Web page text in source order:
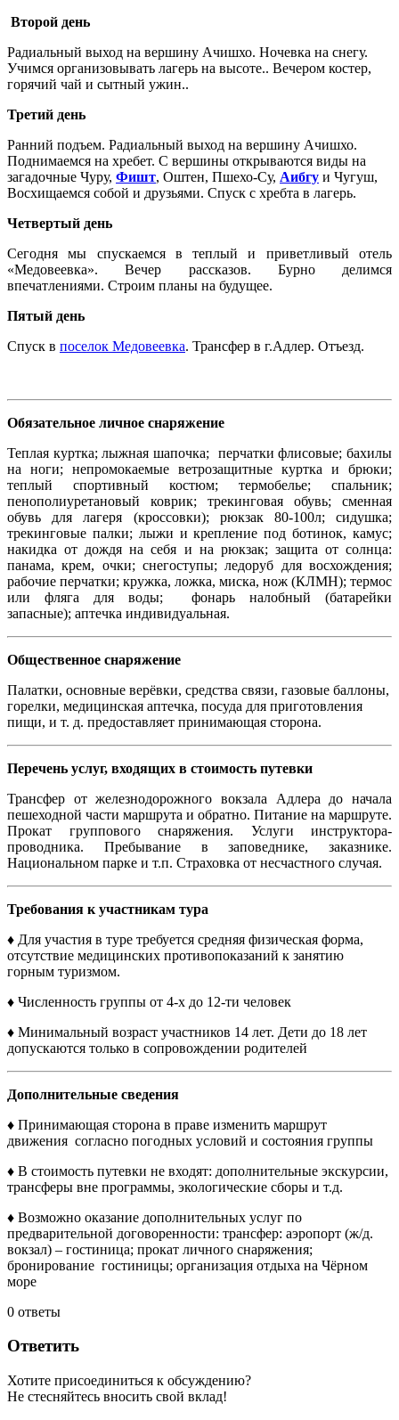
Второй день
Радиальный выход на вершину Ачишхо. Ночевка на снегу.
Учимся организовывать лагерь на высоте.. Вечером костер,
горячий чай и сытный ужин..
Третий день
Ранний подъем. Радиальный выход на вершину Ачишхо.
Поднимаемся на хребет. С вершины открываются виды на
загадочные Чуру, Фишт, Оштен, Пшехо-Су, Аибгу и Чугуш,
Восхищаемся собой и друзьями. Спуск с хребта в лагерь.
Четвертый день
Сегодня мы спускаемся в теплый и приветливый отель
«Медовеевка». Вечер рассказов. Бурно делимся
впечатлениями. Строим планы на будущее.
Пятый день
Спуск в поселок Медовеевка. Трансфер в г.Адлер. Отъезд.
Обязательное личное снаряжение
Теплая куртка; лыжная шапочка; перчатки флисовые; бахилы
на ноги; непромокаемые ветрозащитные куртка и брюки;
теплый спортивный костюм; термобелье; спальник;
пенополиуретановый коврик; трекинговая обувь; сменная
обувь для лагеря (кроссовки); рюкзак 80-100л; сидушка;
трекинговые палки; лыжи и крепление под ботинок, камус;
накидка от дождя на себя и на рюкзак; защита от солнца:
панама, крем, очки; снегоступы; ледоруб для восхождения;
рабочие перчатки; кружка, ложка, миска, нож (КЛМН); термос
или фляга для воды; фонарь налобный (батарейки
запасные); аптечка индивидуальная.
Общественное снаряжение
Палатки, основные верёвки, средства связи, газовые баллоны,
горелки, медицинская аптечка, посуда для приготовления
пищи, и т. д. предоставляет принимающая сторона.
Перечень услуг, входящих в стоимость путевки
Трансфер от железнодорожного вокзала Адлера до начала
пешеходной части маршрута и обратно. Питание на маршруте.
Прокат группового снаряжения. Услуги инструктора-
проводника. Пребывание в заповеднике, заказнике.
Национальном парке и т.п. Страховка от несчастного случая.
Требования к участникам тура
♦ Для участия в туре требуется средняя физическая форма,
отсутствие медицинских противопоказаний к занятию
горным туризмом.
♦ Численность группы от 4-х до 12-ти человек
♦ Минимальный возраст участников 14 лет. Дети до 18 лет
допускаются только в сопровождении родителей
Дополнительные сведения
♦ Принимающая сторона в праве изменить маршрут
движения согласно погодных условий и состояния группы
♦ В стоимость путевки не входят: дополнительные экскурсии,
трансферы вне программы, экологические сборы и т.д.
♦ Возможно оказание дополнительных услуг по
предварительной договоренности: трансфер: аэропорт (ж/д.
вокзал) – гостиница; прокат личного снаряжения;
бронирование гостиницы; организация отдыха на Чёрном
море
0 ответы
Ответить
Хотите присоединиться к обсуждению?
Не стесняйтесь вносить свой вклад!